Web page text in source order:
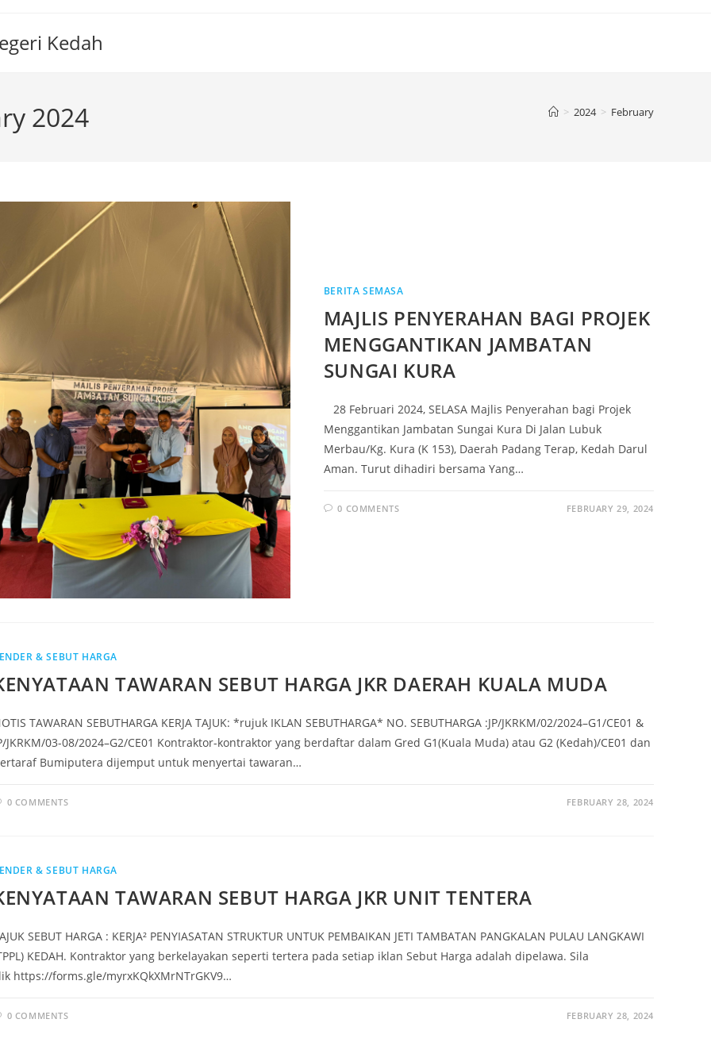
Kedah
2024 > 2024 > February
BERITA SEMASA
MAJLIS PENYERAHAN BAGI PROJEK
MENGGANTIKAN JAMBATAN
SUNGAI KURA
28 Februari 2024, SELASA Majlis Penyerahan bagi Projek
Menggantikan Jambatan Sungai Kura Di Jalan Lubuk
Merbau/Kg. Kura (K 153), Daerah Padang Terap, Kedah Darul
Aman. Turut dihadiri bersama Yang…
0 COMMENTS FEBRUARY 29, 2024
& SEBUT HARGA
TAWARAN SEBUT HARGA JKR DAERAH KUALA MUDA
TAWARAN SEBUTHARGA KERJA TAJUK: *rujuk IKLAN SEBUTHARGA* NO. SEBUTHARGA :JP/JKRKM/02/2024–G1/CE01 &
JKRKM/03-08/2024–G2/CE01 Kontraktor-kontraktor yang berdaftar dalam Gred G1(Kuala Muda) atau G2 (Kedah)/CE01 dan
Bumiputera dijemput untuk menyertai tawaran…
0 COMMENTS FEBRUARY 28, 2024
& SEBUT HARGA
TAWARAN SEBUT HARGA JKR UNIT TENTERA
SEBUT HARGA : KERJA² PENYIASATAN STRUKTUR UNTUK PEMBAIKAN JETI TAMBATAN PANGKALAN PULAU LANGKAWI
KEDAH. Kontraktor yang berkelayakan seperti tertera pada setiap iklan Sebut Harga adalah dipelawa. Sila
https://forms.gle/myrxKQkXMrNTrGKV9…
0 COMMENTS FEBRUARY 28, 2024